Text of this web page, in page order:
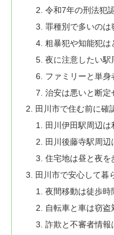
令和7年の刑法犯
罪種別で多いのは
粗暴犯や知能犯は
夜に注意したい
ファミリーと単身
治安は悪いと断定
田川市で住む前に確
田川伊田駅周辺
田川後藤寺駅周
住宅地は昼と夜を
田川市で安心して暮
夜間移動は徒歩時
自転車と車は窃盗
詐欺と不審者情報